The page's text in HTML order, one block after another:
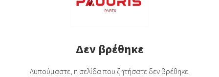
Δεν βρέθηκε
Λυπούμαστε, η σελίδα που ζητήσατε δεν βρέθηκε.